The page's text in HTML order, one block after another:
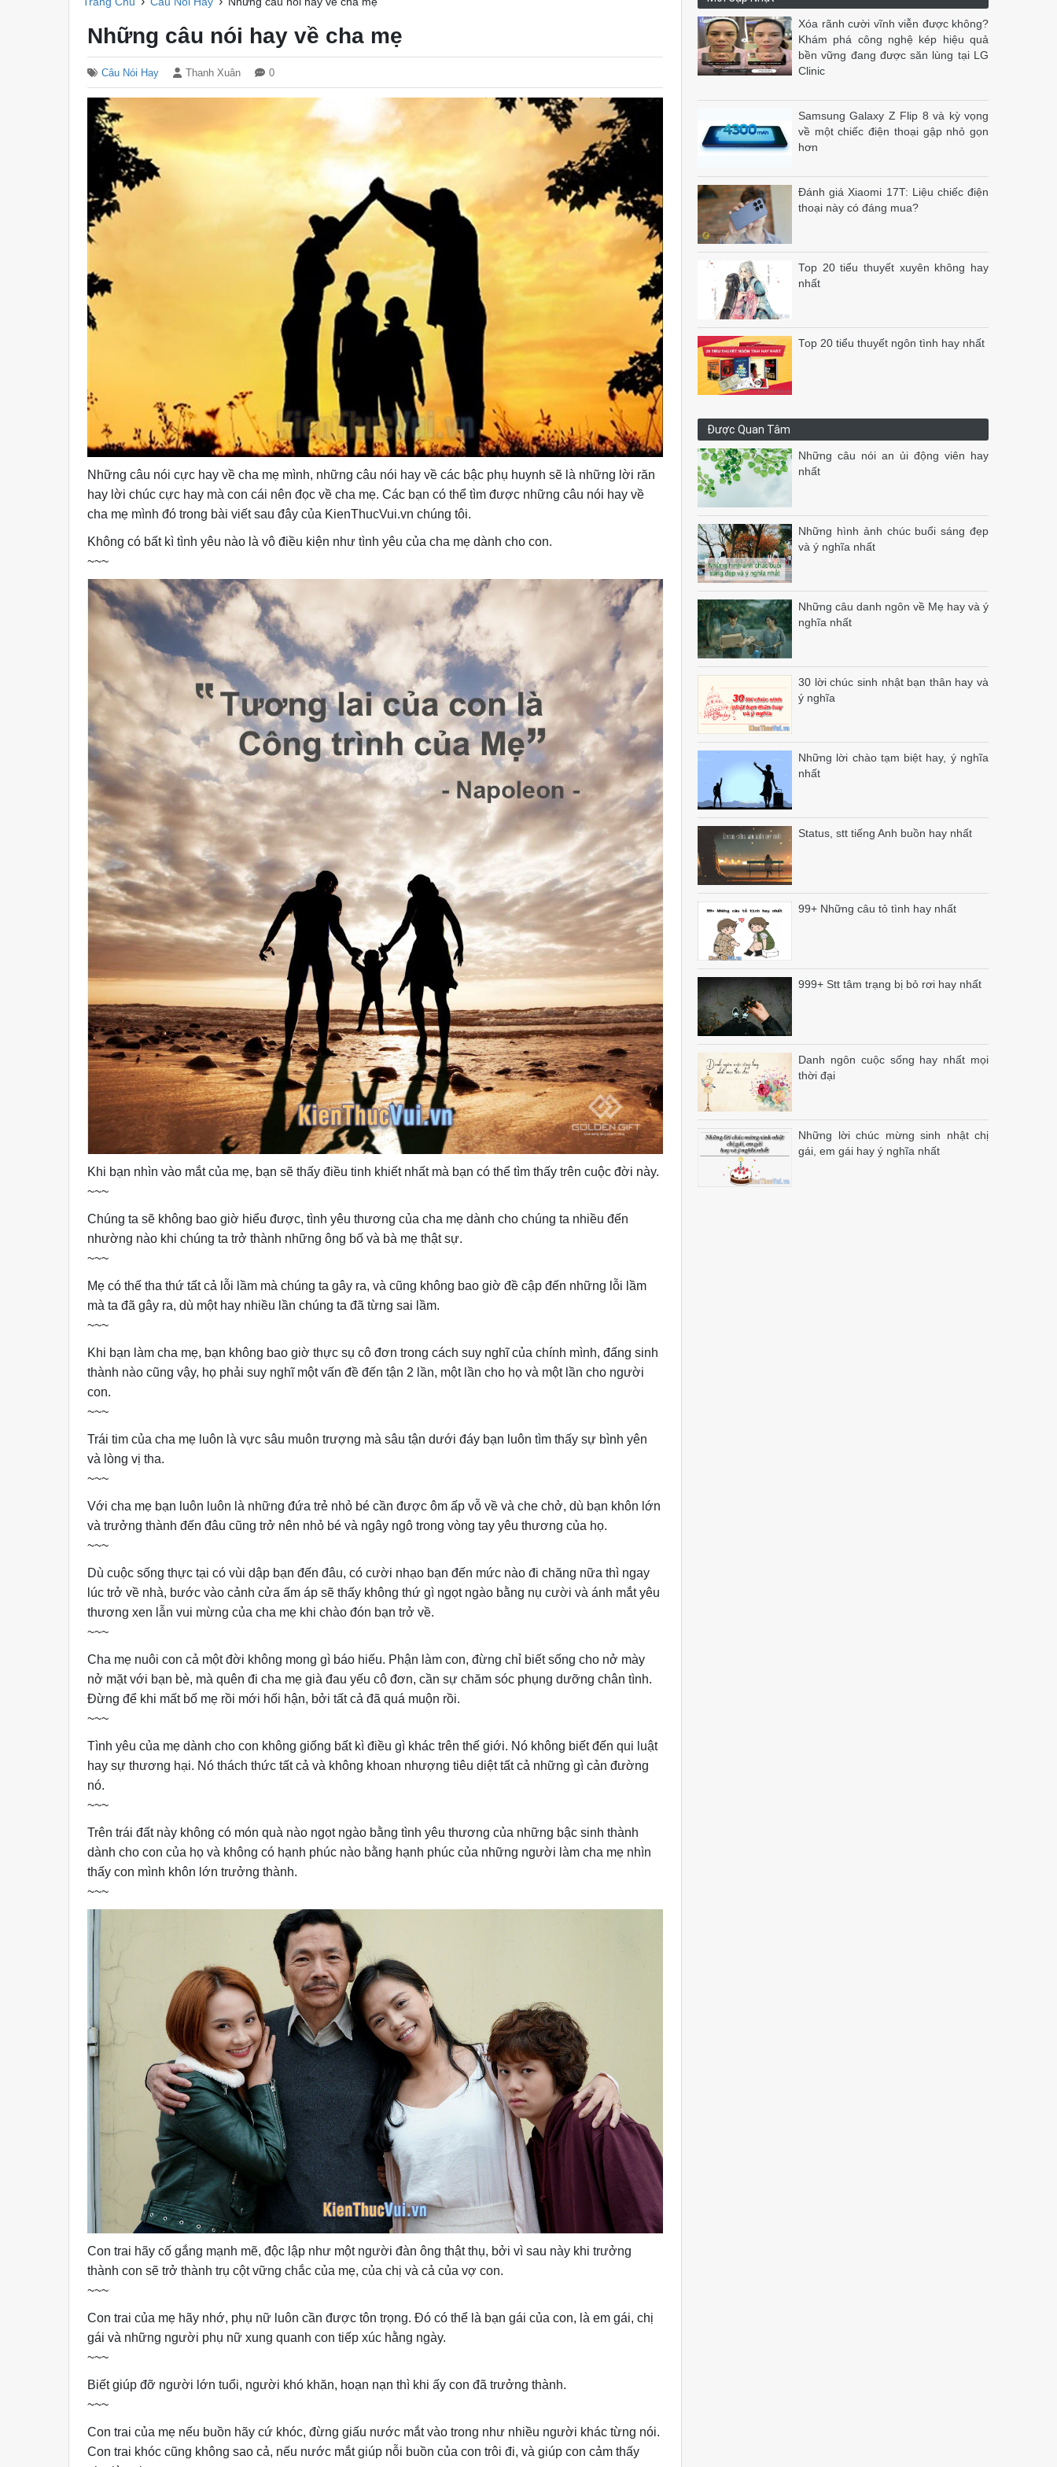
Những câu nói hay về cha mẹ
Câu Nói Hay Thanh Xuân 0
Những câu nói cực hay về cha mẹ mình, những câu nói hay về các bậc phụ huynh sẽ là những lời răn
hay lời chúc cực hay mà con cái nên đọc về cha mẹ. Các bạn có thể tìm được những câu nói hay về
cha mẹ mình đó trong bài viết sau đây của KienThucVui.vn chúng tôi.
Không có bất kì tình yêu nào là vô điều kiện như tình yêu của cha mẹ dành cho con.
~~~
Khi bạn nhìn vào mắt của mẹ, bạn sẽ thấy điều tinh khiết nhất mà bạn có thể tìm thấy trên cuộc đời này.
~~~
Chúng ta sẽ không bao giờ hiểu được, tình yêu thương của cha mẹ dành cho chúng ta nhiều đến
nhường nào khi chúng ta trở thành những ông bố và bà mẹ thật sự.
~~~
Mẹ có thế tha thứ tất cả lỗi lầm mà chúng ta gây ra, và cũng không bao giờ đề cập đến những lỗi lầm
mà ta đã gây ra, dù một hay nhiều lần chúng ta đã từng sai lầm.
~~~
Khi bạn làm cha mẹ, bạn không bao giờ thực sụ cô đơn trong cách suy nghĩ của chính mình, đấng sinh
thành nào cũng vậy, họ phải suy nghĩ một vấn đề đến tận 2 lần, một lần cho họ và một lần cho người
con.
~~~
Trái tim của cha mẹ luôn là vực sâu muôn trượng mà sâu tận dưới đáy bạn luôn tìm thấy sự bình yên
và lòng vị tha.
~~~
Với cha mẹ bạn luôn luôn là những đứa trẻ nhỏ bé cần được ôm ấp vỗ về và che chở, dù bạn khôn lớn
và trưởng thành đến đâu cũng trở nên nhỏ bé và ngây ngô trong vòng tay yêu thương của họ.
~~~
Dù cuộc sống thực tại có vùi dập bạn đến đâu, có cười nhạo bạn đến mức nào đi chăng nữa thì ngay
lúc trở về nhà, bước vào cảnh cửa ấm áp sẽ thấy không thứ gì ngọt ngào bằng nụ cười và ánh mắt yêu
thương xen lẫn vui mừng của cha mẹ khi chào đón bạn trở về.
~~~
Cha mẹ nuôi con cả một đời không mong gì báo hiếu. Phận làm con, đừng chỉ biết sống cho nở mày
nở mặt với bạn bè, mà quên đi cha mẹ già đau yếu cô đơn, cần sự chăm sóc phụng dưỡng chân tình.
Đừng để khi mất bố mẹ rồi mới hối hận, bởi tất cả đã quá muộn rồi.
~~~
Tình yêu của mẹ dành cho con không giống bất kì điều gì khác trên thế giới. Nó không biết đến qui luật
hay sự thương hại. Nó thách thức tất cả và không khoan nhượng tiêu diệt tất cả những gì cản đường
nó.
~~~
Trên trái đất này không có món quà nào ngọt ngào bằng tình yêu thương của những bậc sinh thành
dành cho con của họ và không có hạnh phúc nào bằng hạnh phúc của những người làm cha mẹ nhìn
thấy con mình khôn lớn trưởng thành.
~~~
Con trai hãy cố gắng mạnh mẽ, độc lập như một người đàn ông thật thụ, bởi vì sau này khi trưởng
thành con sẽ trở thành trụ cột vững chắc của mẹ, của chị và cả của vợ con.
~~~
Con trai của mẹ hãy nhớ, phụ nữ luôn cần được tôn trọng. Đó có thể là bạn gái của con, là em gái, chị
gái và những người phụ nữ xung quanh con tiếp xúc hằng ngày.
~~~
Biết giúp đỡ người lớn tuổi, người khó khăn, hoạn nạn thì khi ấy con đã trưởng thành.
~~~
Con trai của mẹ nếu buồn hãy cứ khóc, đừng giấu nước mắt vào trong như nhiều người khác từng nói.
Con trai khóc cũng không sao cả, nếu nước mắt giúp nỗi buồn của con trôi đi, và giúp con cảm thấy
Xóa rãnh cười vĩnh viễn được không?
Khám phá công nghệ kép hiệu quả
bền vững đang được săn lùng tại LG
Clinic
Samsung Galaxy Z Flip 8 và kỳ vọng
về một chiếc điện thoại gập nhỏ gọn
hơn
Đánh giá Xiaomi 17T: Liệu chiếc điện
thoại này có đáng mua?
Top 20 tiểu thuyết xuyên không hay
nhất
Top 20 tiểu thuyết ngôn tình hay nhất
Được Quan Tâm
Những câu nói an ủi động viên hay
nhất
Những hình ảnh chúc buổi sáng đẹp
và ý nghĩa nhất
Những câu danh ngôn về Mẹ hay và ý
nghĩa nhất
30 lời chúc sinh nhật bạn thân hay và
ý nghĩa
Những lời chào tạm biệt hay, ý nghĩa
nhất
Status, stt tiếng Anh buồn hay nhất
99+ Những câu tỏ tình hay nhất
999+ Stt tâm trạng bị bỏ rơi hay nhất
Danh ngôn cuộc sống hay nhất mọi
thời đại
Những lời chúc mừng sinh nhật chị
gái, em gái hay ý nghĩa nhất